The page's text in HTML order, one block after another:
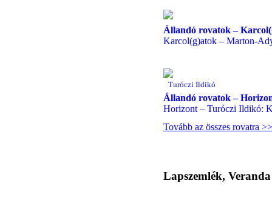
Állandó rovatok –
Karcol(g)atok – Marton-
Turóczi Ildikó
Állandó rovatok –
Horizont – Turóczi Ildikó:
Tovább az összes rovatra
Lapszemlék, Veranda